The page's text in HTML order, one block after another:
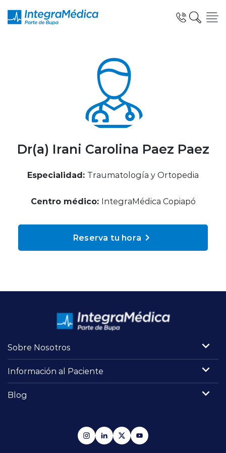
Especialidades y Servicios
Telemedicina Blua
Planes y Convenios
Reserva de Horas
modo claro
Dr(a) Irani Carolina Paez Paez
Especialidad: Traumatología y Ortopedia
Centro médico: IntegraMédica Copiapó
Reserva tu hora
Sobre Nosotros
Información al Paciente
Blog